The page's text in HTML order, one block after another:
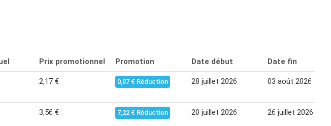
Prix promotionnel Promotion Date début Date fin
2,17 € 0,87 € Réduction 28 juillet 2026 03 août 2026
3,56 € 7,22 € Réduction 20 juillet 2026 26 juillet 2026